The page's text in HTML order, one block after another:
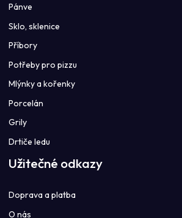
Pánve
Sklo, sklenice
Příbory
Potřeby pro pizzu
Mlýnky a kořenky
Porcelán
Grily
Drtiče ledu
Užitečné odkazy
Doprava a platba
O nás